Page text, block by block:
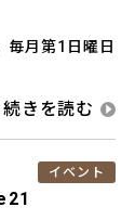
毎月第1日曜日
イベント